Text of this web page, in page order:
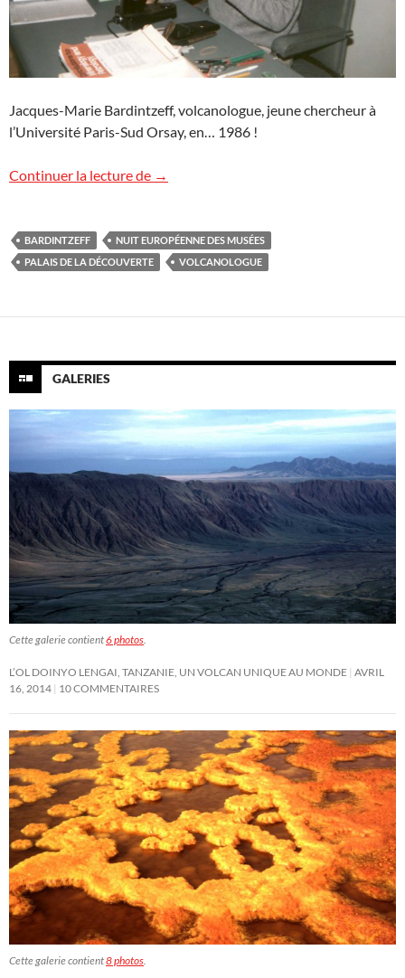
Jacques-Marie Bardintzeff, volcanologue, jeune chercheur à
l’Université Paris-Sud Orsay, en… 1986 !
Continuer la lecture de Une personnalité rien que pour vous !
→
BARDINTZEFF
NUIT EUROPÉENNE DES MUSÉES
PALAIS DE LA DÉCOUVERTE
VOLCANOLOGUE
GALERIES
Cette galerie contient6 photos
L’OL DOINYO LENGAI, TANZANIE, UN VOLCAN UNIQUE AU MONDE AVRIL
16, 2014 10 COMMENTAIRES
Cette galerie contient8 photos